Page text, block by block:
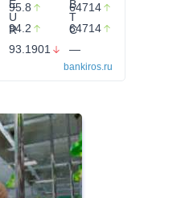
95.8 64714
94.2 64714
93.1901 —
bankiros.ru